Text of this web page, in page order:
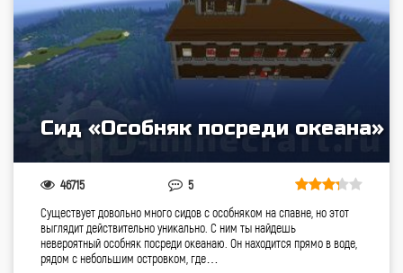
Сид «Особняк посреди океана»
46715 5
Существует довольно много сидов с особняком на спавне, но этот
выглядит действительно уникально. С ним ты найдешь
невероятный особняк посреди океанаю. Он находится прямо в воде,
рядом с небольшим островком, где…